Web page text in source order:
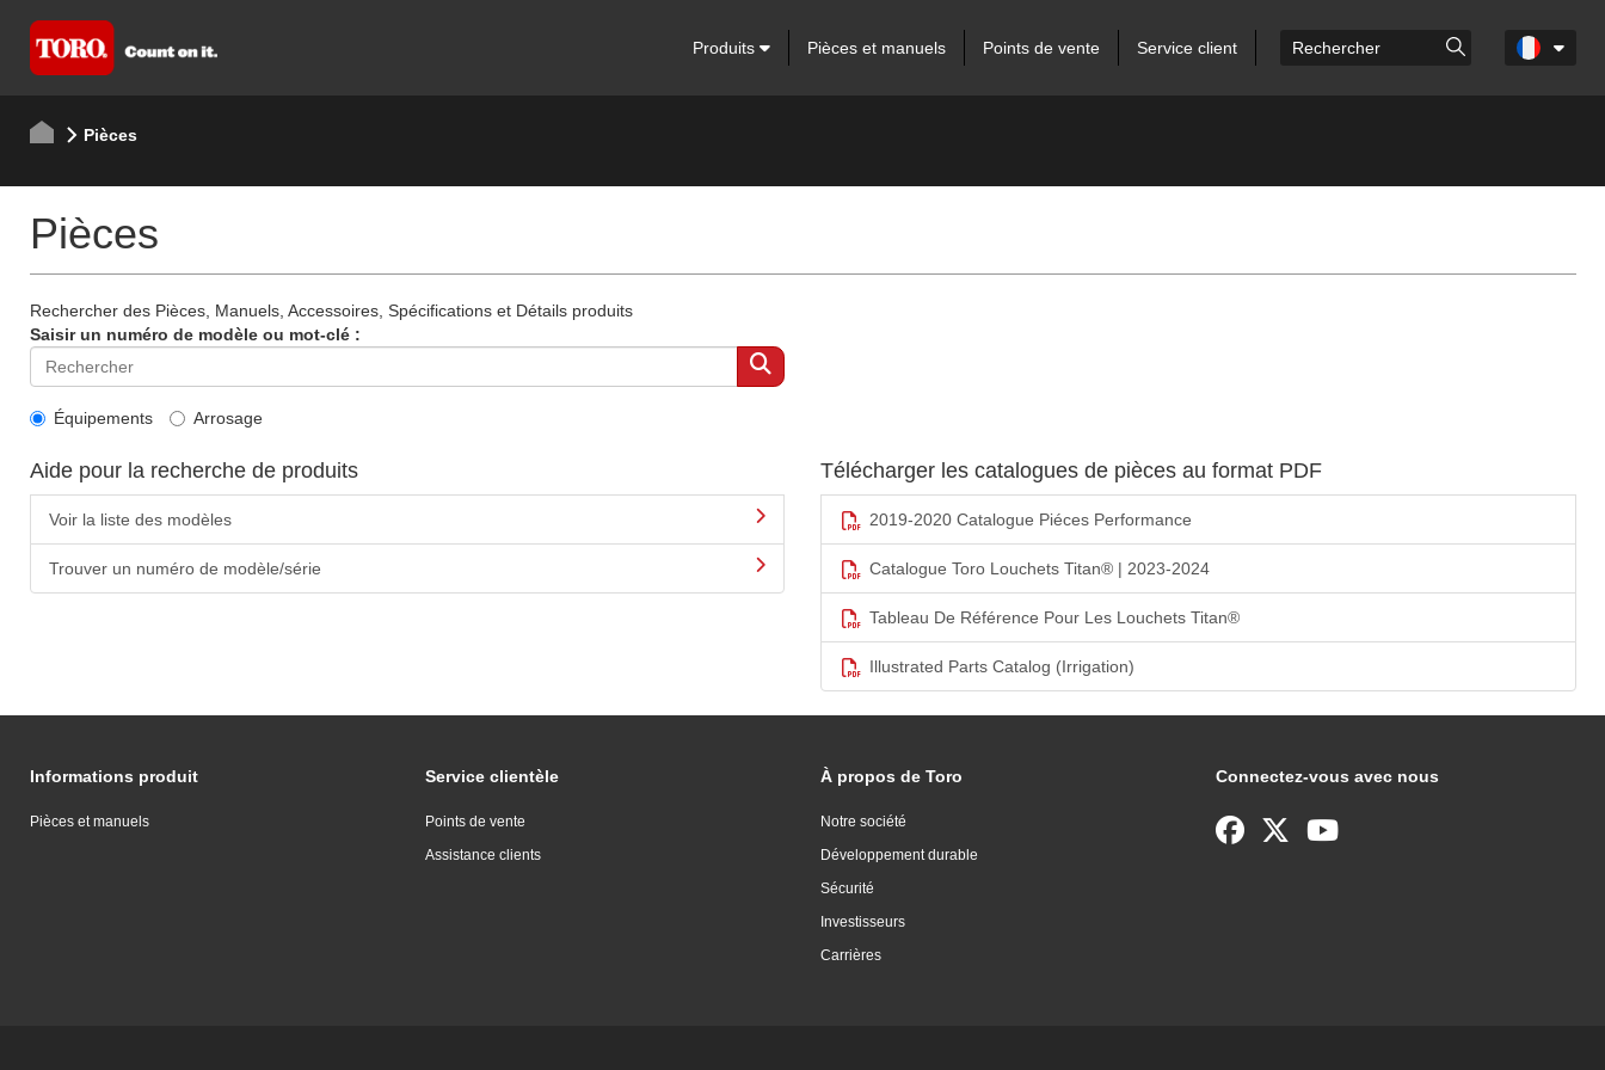
Produits Pièces et manuels Points de vente Service client
Pièces
Pièces
Rechercher des Pièces, Manuels, Accessoires, Spécifications et Détails produits
Saisir un numéro de modèle ou mot-clé :
Équipements Arrosage
Aide pour la recherche de produits
Voir la liste des modèles
Trouver un numéro de modèle/série
Télécharger les catalogues de pièces au format PDF
2019-2020 Catalogue Piéces Performance
Catalogue Toro Louchets Titan® | 2023-2024
Tableau De Référence Pour Les Louchets Titan®
Illustrated Parts Catalog (Irrigation)
Informations produit
Pièces et manuels
Service clientèle
Points de vente
Assistance clients
À propos de Toro
Notre société
Développement durable
Sécurité
Investisseurs
Carrières
Connectez-vous avec nous